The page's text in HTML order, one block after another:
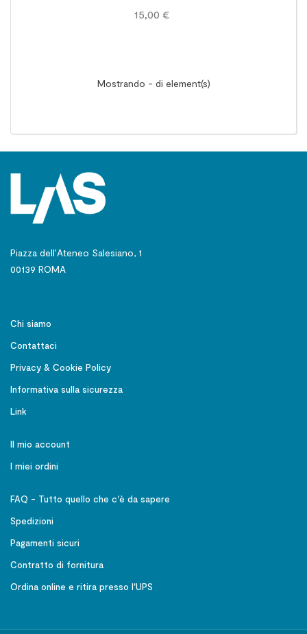
15,00 €
Mostrando - di element(s)
Piazza dell’Ateneo Salesiano, 1
00139 ROMA
Chi siamo
Contattaci
Privacy & Cookie Policy
Informativa sulla sicurezza
Link
Il mio account
I miei ordini
FAQ - Tutto quello che c'è da sapere
Spedizioni
Pagamenti sicuri
Contratto di fornitura
Ordina online e ritira presso l'UPS